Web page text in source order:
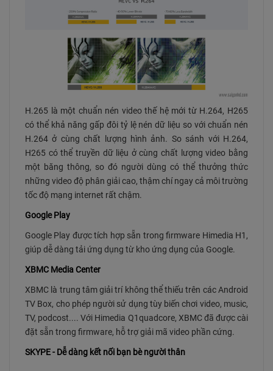
H.265 là một chuẩn nén video thế hệ mới từ H.264, H265
có thể khả năng gấp đôi tỷ lệ nén dữ liệu so với chuẩn nén
H.264 ở cùng chất lượng hình ảnh. So sánh với H.264,
H265 có thể truyền dữ liệu ở cùng chất lượng video bằng
một băng thông, so đó người dùng có thể thưởng thức
những video độ phân giải cao, thậm chí ngay cả môi trường
tốc độ mạng internet rất chậm.
Google Play
Google Play được tích hợp sẵn trong firmware Himedia H1,
giúp dễ dàng tải ứng dụng từ kho ứng dụng của Google.
XBMC Media Center
XBMC là trung tâm giải trí không thể thiếu trên các Android
TV Box, cho phép người sử dụng tùy biến chơi video, music,
TV, podcost.... Với Himedia Q1quadcore, XBMC đã được cài
đặt sẵn trong firmware, hỗ trợ giải mã video phần cứng.
SKYPE - Dễ dàng kết nối bạn bè người thân